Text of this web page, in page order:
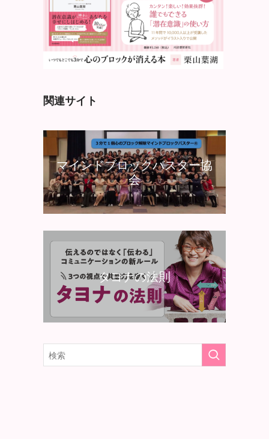
関連サイト
マインドブロックバスター協
会
タヨナの法則